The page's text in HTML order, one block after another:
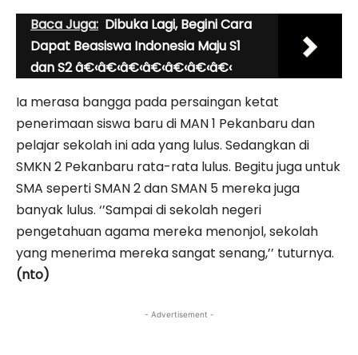
Baca Juga: Dibuka Lagi, Begini Cara
Dapat Beasiswa Indonesia Maju S1
dan S2 â€‹â€‹â€‹â€‹â€‹â€‹â€‹
Ia merasa bangga pada persaingan ketat
penerimaan siswa baru di MAN 1 Pekanbaru dan
pelajar sekolah ini ada yang lulus. Sedangkan di
SMKN 2 Pekanbaru rata-rata lulus. Begitu juga untuk
SMA seperti SMAN 2 dan SMAN 5 mereka juga
banyak lulus. ‘’Sampai di sekolah negeri
pengetahuan agama mereka menonjol, sekolah
yang menerima mereka sangat senang,’’ tuturnya.
(nto)
- Advertisement -